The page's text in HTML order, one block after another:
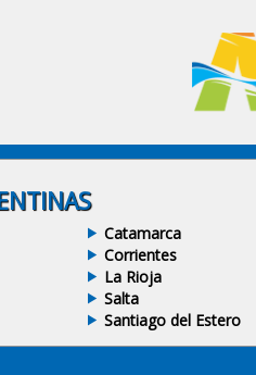
Catamarca
Corrientes
La Rioja
Salta
Santiago del Estero